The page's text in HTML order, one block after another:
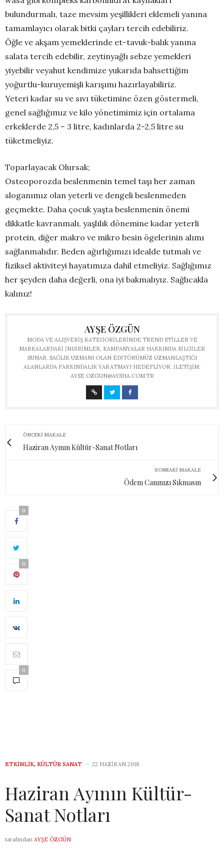
bulundurmalı, taze mevsim yeşillikleri eklemeli yanına
tamamlayıcı olarak bitki çayları tercih edebiliriz.
Öğle ve akşam yemeklerinde et-tavuk-balık yanına
salata tercih edebilir, zeytinyağlı sebze yemekleri
yiyebilir veyahut kendimize yukarıda bahsettiğim
yoğurtlu-kuruyemişli karışımı hazırlayabiliriz.
Yeteri kadar su ve sıvı tüketimine özen göstermeli,
genel sağlığımız ve kilo yönetimimiz için ortalama
erkeklerde 2,5 – 3 litre, kadınlarda 2-2,5 litre su
tüketmeliyiz.
Toparlayacak Olursak;
Osteoporozda beslenmenin temel taşı her zaman
sloganımız olan yeterli ve dengeli beslenmeden
geçmekte. Daha çocuk yaşta beslenmenin önemi
dikkatle kavranmalı, yaşlılık dönemine kadar yeterli
protein, diğer makro ve mikro besin ögelerinin alımı
sağlanmalıdır. Beden ağırlığımızı idealde tutmalı ve
fiziksel aktiviteyi hayatımıza dahil etmeliyiz. Sağlığımız
her şeyden daha değerli, ona iyi bakmalıyız. Sağlıcakla
kalınız!
AYŞE ÖZGÜN
MODA VE ALIŞVERIŞ KATEGORILERINDE TREND STILLER VE
MARKALARDAKI INDIRIMLER, KAMPANYALAR HAKKINDA BILGILER
SUNAR. SAĞLIK UZMANI OLAN EDITÖRÜMÜZ UZMANLAŞTIĞI
ALANLARDA FARKINDALIK YARATMAYI HEDEFLIYOR. İLETIŞIM:
AYSE.OZGUN@AYSHA.COM.TR
ÖNCEKI MAKALE
Haziran Ayının Kültür-Sanat Notları
SONRAKI MAKALE
Ödem Canınızı Sıkmasın
0
0
0
ETKINLIK, KÜLTÜR SANAT 22 HAZIRAN 2018
Haziran Ayının Kültür-
Sanat Notları
tarafından AYŞE ÖZGÜN